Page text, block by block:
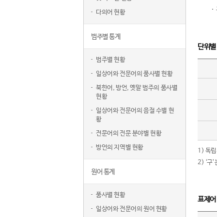
다의어 현황
범주별 통계
범주별 현황
일상어와 전문어의 품사별 현황
북한어, 방언, 옛말 범주의 품사별
현황
일상어와 전문어의 음절 수별 현
황
전문어의 전문 분야별 현황
방언의 지역별 현황
원어 통계
품사별 현황
일상어와 전문어의 원어 현황
단위
1) 독립
2) ‘구
표제